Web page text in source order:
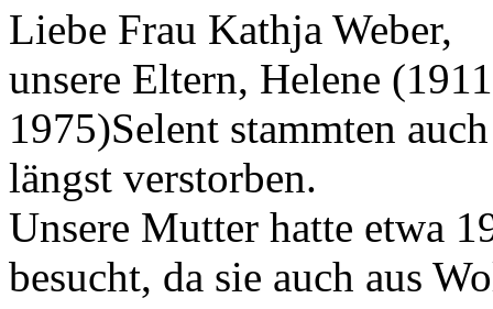
Liebe Frau Kathja Weber,
unsere Eltern, Helene
1975)Selent stammten
längst verstorben.
Unsere Mutter hatte etwa
besucht, da sie auch aus